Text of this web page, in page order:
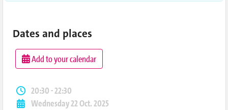
Dates and places
Add to your calendar
20:30 - 22:30
Wednesday 22 Oct. 2025